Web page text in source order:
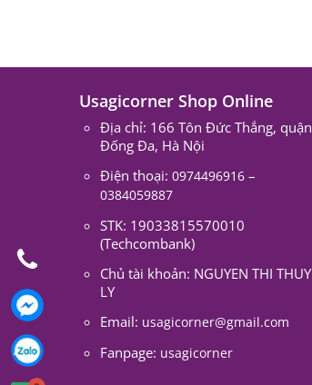
Usagicorner Shop Online
Địa chỉ: 166 Tôn Đức Thắng, quận
Đống Đa, Hà Nội
Điện thoại: 0974496916 –
0384059887
STK: 19033815570010
(Techcombank)
Chủ tài khoản: NGUYEN THI THUY
LY
Email: usagicorner@gmail.com
Fanpage: usagicorner